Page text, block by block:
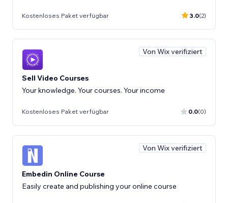
Kostenloses Paket verfügbar 3.0(2)
Von Wix verifiziert
Sell Video Courses
Your knowledge. Your courses. Your income
Kostenloses Paket verfügbar 0.0(0)
Von Wix verifiziert
Embedin Online Course
Easily create and publishing your online course